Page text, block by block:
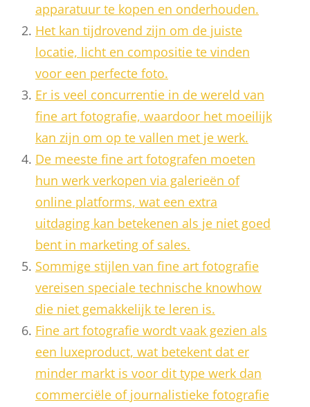
apparatuur te kopen en onderhouden.
Het kan tijdrovend zijn om de juiste
locatie, licht en compositie te vinden
voor een perfecte foto.
Er is veel concurrentie in de wereld van
fine art fotografie, waardoor het moeilijk
kan zijn om op te vallen met je werk.
De meeste fine art fotografen moeten
hun werk verkopen via galerieën of
online platforms, wat een extra
uitdaging kan betekenen als je niet goed
bent in marketing of sales.
Sommige stijlen van fine art fotografie
vereisen speciale technische knowhow
die niet gemakkelijk te leren is.
Fine art fotografie wordt vaak gezien als
een luxeproduct, wat betekent dat er
minder markt is voor dit type werk dan
commerciële of journalistieke fotografie